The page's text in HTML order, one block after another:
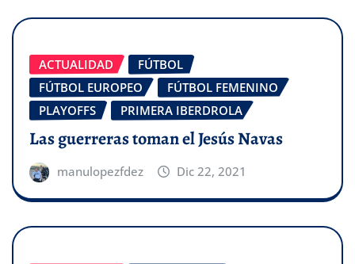
ACTUALIDAD
FÚTBOL
FÚTBOL EUROPEO
FÚTBOL FEMENINO
PLAYOFFS
PRIMERA IBERDROLA
Las guerreras toman el Jesús Navas
manulopezfdez Dic 22, 2021